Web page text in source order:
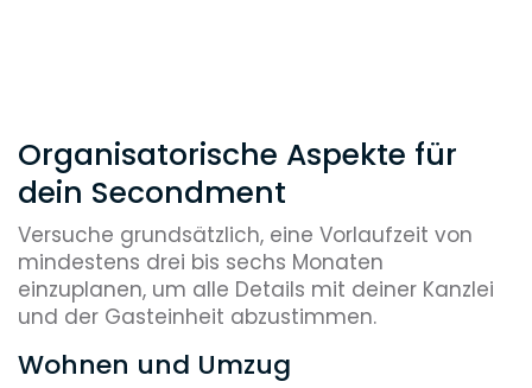
Organisatorische Aspekte für
dein Secondment
Versuche grundsätzlich, eine Vorlaufzeit von
mindestens drei bis sechs Monaten
einzuplanen, um alle Details mit deiner Kanzlei
und der Gasteinheit abzustimmen.
Wohnen und Umzug